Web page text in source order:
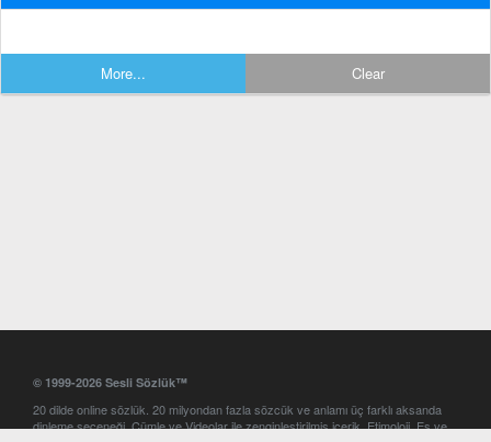
More... Clear
© 1999-2026 Sesli Sözlük™
20 dilde online sözlük. 20 milyondan fazla sözcük ve anlamı üç farklı aksanda
dinleme seçeneği. Cümle ve Videolar ile zenginleştirilmiş içerik. Etimoloji, Eş ve